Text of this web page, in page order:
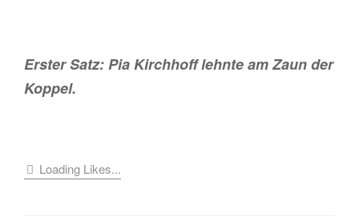
Erster Satz: Pia Kirchhoff lehnte am Zaun der
Koppel.
Loading Likes...